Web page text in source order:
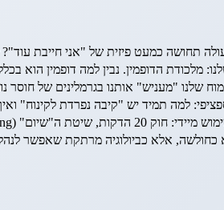
תחושה כמעט פיזית של "אני חייבת
הדופמין. נבין למה דופמין הוא
"מעניש" אותנו בגרמלינים של חוסר
למה תמיד יש "קיבה נפרדת
אלא כביולוגיה מרתקת שאפשר